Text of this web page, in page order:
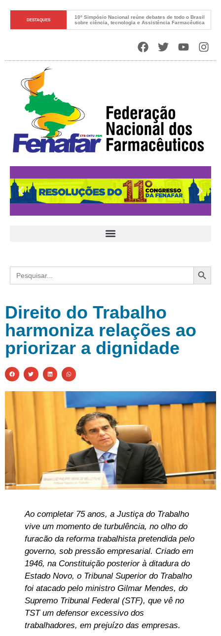
DESTAQUES O Novo DNA do Sistema Único de Saúde
Search
for:
Direito do Trabalho
harmoniza relações ao
priorizar a dignidade
Ao completar 75 anos, a Justiça do Trabalho
vive um momento de turbulência, no olho do
furacão da reforma trabalhista pretendida pelo
governo, sob pressão empresarial. Criado em
1946, na Constituição posterior à ditadura do
Estado Novo, o Tribunal Superior do Trabalho
foi atacado pelo ministro Gilmar Mendes, do
Supremo Tribunal Federal (STF), que vê no
TST um defensor excessivo dos
trabalhadores, em prejuízo das empresas.